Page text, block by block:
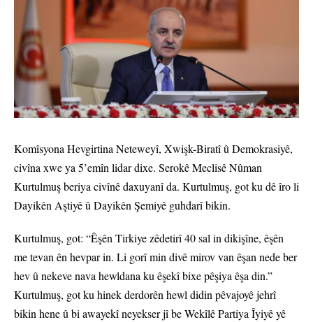
Komîsyona Hevgirtina Neteweyî, Xwişk-Biratî û Demokrasiyê,
civîna xwe ya 5’emîn lidar dixe. Serokê Meclisê Nûman
Kurtulmuş beriya civînê daxuyanî da. Kurtulmuş, got ku dê îro li
Dayikên Aştiyê û Dayikên Şemiyê guhdarî bikin.
Kurtulmuş, got: “Êşên Tirkiye zêdetirî 40 sal in dikişîne, êşên
me tevan ên hevpar in. Li gorî min divê mirov van êşan nede ber
hev û nekeve nava hewldana ku êşekî bixe pêşiya êşa din.”
Kurtulmuş, got ku hinek derdorên hewl didin pêvajoyê jehrî
bikin hene û bi awayekî neyekser jî be Wekîlê Partiya Îyiyê yê